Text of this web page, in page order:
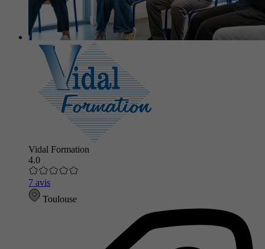
Vidal Formation
4.0
7 avis
Toulouse